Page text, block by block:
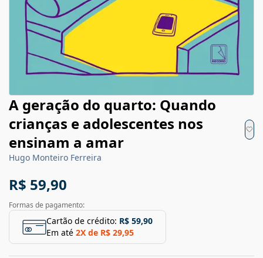
A geração do quarto: Quando
crianças e adolescentes nos
ensinam a amar
Hugo Monteiro Ferreira
R$ 59,90
Formas de pagamento:
Cartão de crédito: R$ 59,90
Em até 2X de R$ 29,95